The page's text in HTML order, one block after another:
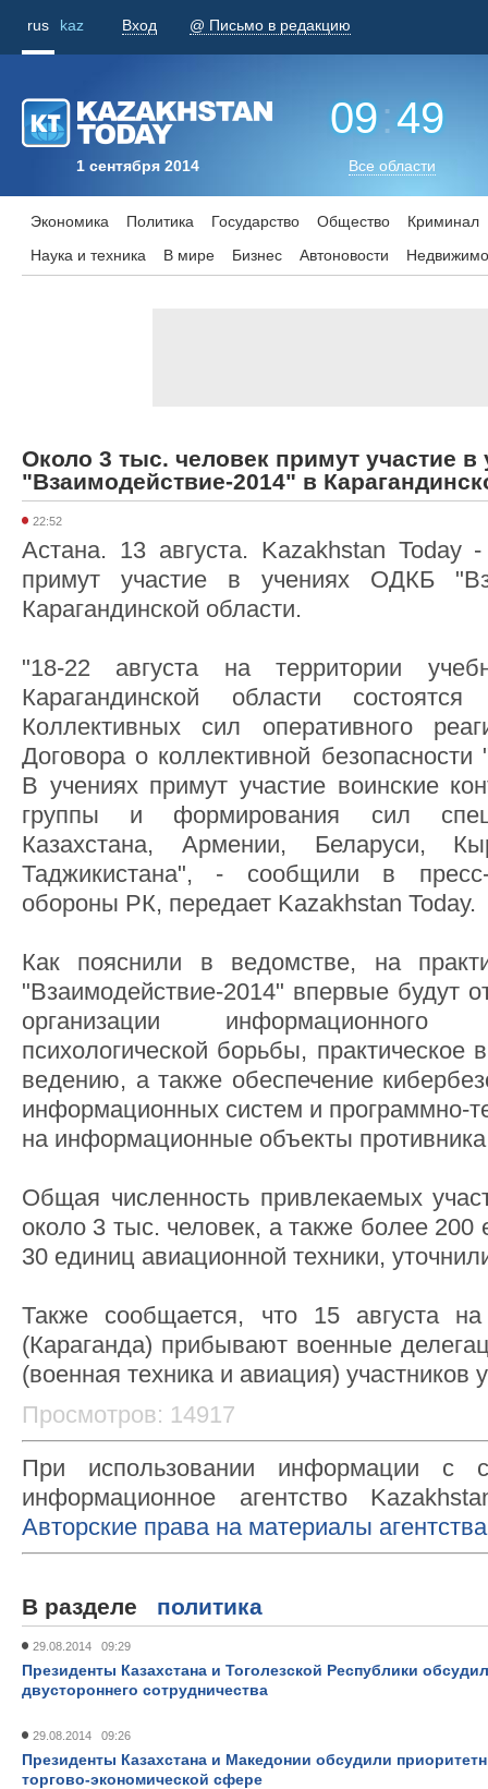
rus kaz Вход @ Письмо в редакцию
1 сентября 2014
09:49
Все области
Экономика Политика Государство Общество
Криминал
Наука и техника
В мире Бизнес Aвтоновости
Около 3 тыс. человек примут участие
"Взаимодействие-2014" в
22:52
Астана. 13 августа. Kazakhstan Today
примут участие в учениях ОДКБ
Карагандинской области.
"18-22 августа на территории
Карагандинской области
Коллективных сил оперативного
Договора о коллективной безопасности
В учениях примут участие воинские
группы и формирования сил
Казахстана, Армении, Беларуси,
Таджикистана", - сообщили в пресс-
обороны РК, передает Kazakhstan Today.
Как пояснили в ведомстве, на
"Взаимодействие-2014" впервые будут
организации
психологической борьбы, практическое
ведению, а также обеспечение
информационных систем и программно-
на информационные объекты
Общая численность привлекаемых
около 3 тыс. человек, а также более 200
30 единиц авиационной техники,
Также сообщается, что 15 августа
(Караганда) прибывают военные
(военная техника и авиация) участников
Просмотров: 14917
При использовании информации с
информационное агентство
Авторские права на материалы
В разделе политика
29.08.2014 09:29
Президенты Казахстана и Тоголезской Республики
двустороннего сотрудничества
29.08.2014 09:26
Президенты Казахстана и Македонии обсудили
торгово-экономической сфере